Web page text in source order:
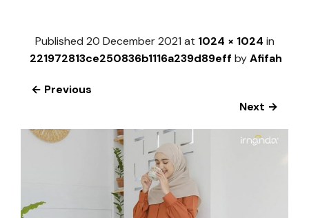
Published 20 December 2021 at 1024 × 1024 in
221972813ce250836b1116a239d89eff byAfifah
← Previous
Next →